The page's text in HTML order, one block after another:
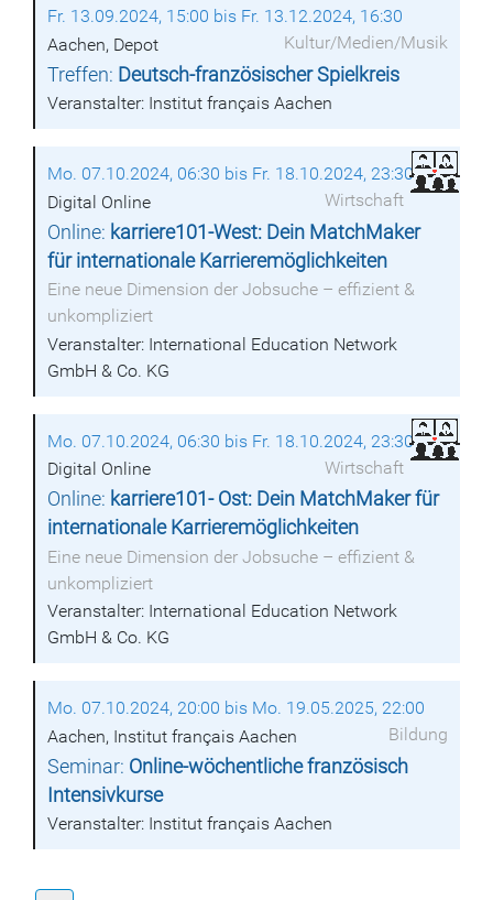
Fr. 13.09.2024, 15:00 bis Fr. 13.12.2024, 16:30
Kultur/Medien/Musik
Aachen, Depot
Treffen: Deutsch-französischer Spielkreis
Veranstalter: Institut français Aachen
Mo. 07.10.2024, 06:30 bis Fr. 18.10.2024, 23:30
Wirtschaft
Digital Online
Online: karriere101-West: Dein MatchMaker
für internationale Karrieremöglichkeiten
Eine neue Dimension der Jobsuche – effizient &
unkompliziert
Veranstalter: International Education Network
GmbH & Co. KG
Mo. 07.10.2024, 06:30 bis Fr. 18.10.2024, 23:30
Wirtschaft
Digital Online
Online: karriere101- Ost: Dein MatchMaker für
internationale Karrieremöglichkeiten
Eine neue Dimension der Jobsuche – effizient &
unkompliziert
Veranstalter: International Education Network
GmbH & Co. KG
Mo. 07.10.2024, 20:00 bis Mo. 19.05.2025, 22:00
Bildung
Aachen, Institut français Aachen
Seminar: Online-wöchentliche französisch
Intensivkurse
Veranstalter: Institut français Aachen